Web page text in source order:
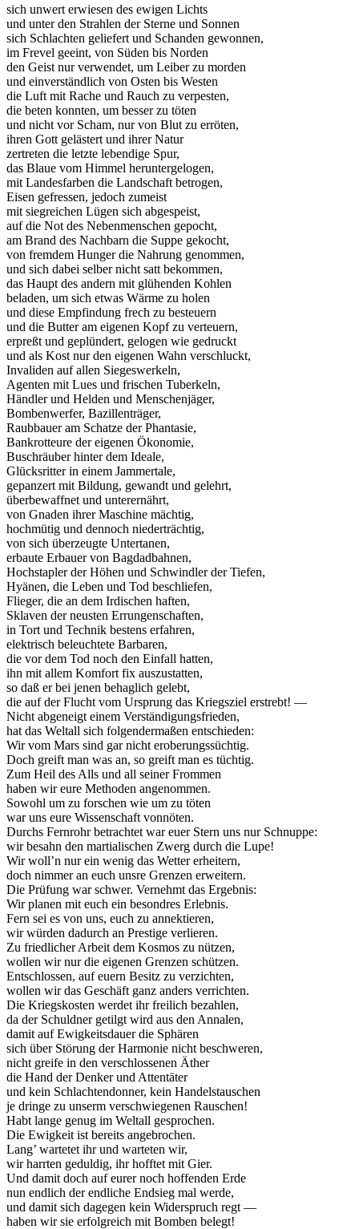
sich unwert erwiesen des ewigen Lichts
und unter den Strahlen der Sterne und Sonnen
sich Schlachten geliefert und Schanden gewonnen,
im Frevel geeint, von Süden bis Norden
den Geist nur verwendet, um Leiber zu morden
und einverständlich von Osten bis Westen
die Luft mit Rache und Rauch zu verpesten,
die beten konnten, um besser zu töten
und nicht vor Scham, nur von Blut zu erröten,
ihren Gott gelästert und ihrer Natur
zertreten die letzte lebendige Spur,
das Blaue vom Himmel heruntergelogen,
mit Landesfarben die Landschaft betrogen,
Eisen gefressen, jedoch zumeist
mit siegreichen Lügen sich abgespeist,
auf die Not des Nebenmenschen gepocht,
am Brand des Nachbarn die Suppe gekocht,
von fremdem Hunger die Nahrung genommen,
und sich dabei selber nicht satt bekommen,
das Haupt des andern mit glühenden Kohlen
beladen, um sich etwas Wärme zu holen
und diese Empfindung frech zu besteuern
und die Butter am eigenen Kopf zu verteuern,
erpreßt und geplündert, gelogen wie gedruckt
und als Kost nur den eigenen Wahn verschluckt,
Invaliden auf allen Siegeswerkeln,
Agenten mit Lues und frischen Tuberkeln,
Händler und Helden und Menschenjäger,
Bombenwerfer, Bazillenträger,
Raubbauer am Schatze der Phantasie,
Bankrotteure der eigenen Ökonomie,
Buschräuber hinter dem Ideale,
Glücksritter in einem Jammertale,
gepanzert mit Bildung, gewandt und gelehrt,
überbewaffnet und unterernährt,
von Gnaden ihrer Maschine mächtig,
hochmütig und dennoch niederträchtig,
von sich überzeugte Untertanen,
erbaute Erbauer von Bagdadbahnen,
Hochstapler der Höhen und Schwindler der Tiefen,
Hyänen, die Leben und Tod beschliefen,
Flieger, die an dem Irdischen haften,
Sklaven der neusten Errungenschaften,
in Tort und Technik bestens erfahren,
elektrisch beleuchtete Barbaren,
die vor dem Tod noch den Einfall hatten,
ihn mit allem Komfort fix auszustatten,
so daß er bei jenen behaglich gelebt,
die auf der Flucht vom Ursprung das Kriegsziel erstrebt! —
Nicht abgeneigt einem Verständigungsfrieden,
hat das Weltall sich folgendermaßen entschieden:
Wir vom Mars sind gar nicht eroberungssüchtig.
Doch greift man was an, so greift man es tüchtig.
Zum Heil des Alls und all seiner Frommen
haben wir eure Methoden angenommen.
Sowohl um zu forschen wie um zu töten
war uns eure Wissenschaft vonnöten.
Durchs Fernrohr betrachtet war euer Stern uns nur Schnuppe:
wir besahn den martialischen Zwerg durch die Lupe!
Wir woll’n nur ein wenig das Wetter erheitern,
doch nimmer an euch unsre Grenzen erweitern.
Die Prüfung war schwer. Vernehmt das Ergebnis:
Wir planen mit euch ein besondres Erlebnis.
Fern sei es von uns, euch zu annektieren,
wir würden dadurch an Prestige verlieren.
Zu friedlicher Arbeit dem Kosmos zu nützen,
wollen wir nur die eigenen Grenzen schützen.
Entschlossen, auf euern Besitz zu verzichten,
wollen wir das Geschäft ganz anders verrichten.
Die Kriegskosten werdet ihr freilich bezahlen,
da der Schuldner getilgt wird aus den Annalen,
damit auf Ewigkeitsdauer die Sphären
sich über Störung der Harmonie nicht beschweren,
nicht greife in den verschlossenen Äther
die Hand der Denker und Attentäter
und kein Schlachtendonner, kein Handelstauschen
je dringe zu unserm verschwiegenen Rauschen!
Habt lange genug im Weltall gesprochen.
Die Ewigkeit ist bereits angebrochen.
Lang’ wartetet ihr und warteten wir,
wir harrten geduldig, ihr hofftet mit Gier.
Und damit doch auf eurer noch hoffenden Erde
nun endlich der endliche Endsieg mal werde,
und damit sich dagegen kein Widerspruch regt —
haben wir sie erfolgreich mit Bomben belegt!